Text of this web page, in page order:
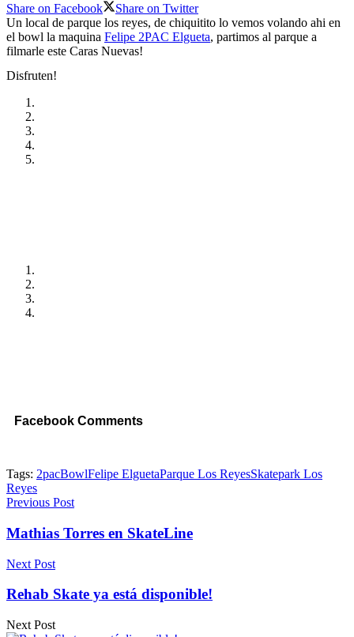
Share on Facebook
Share on Twitter
Un local de parque los reyes, de chiquitito lo vemos volando ahi en
el bowl la maquina Felipe 2PAC Elgueta, partimos al parque a
filmarle este Caras Nuevas!
Disfruten!
Facebook Comments
Tags: 2pacBowlFelipe ElguetaParque Los ReyesSkatepark Los
Reyes
Previous Post
Mathias Torres en SkateLine
Next Post
Rehab Skate ya está disponible!
Next Post